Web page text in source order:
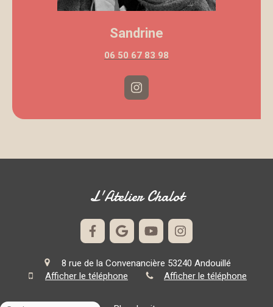
Sandrine
06 50 67 83 98
L'Atelier Chalot
8 rue de la Convenancière 53240 Andouillé
Afficher le téléphone
Afficher le téléphone